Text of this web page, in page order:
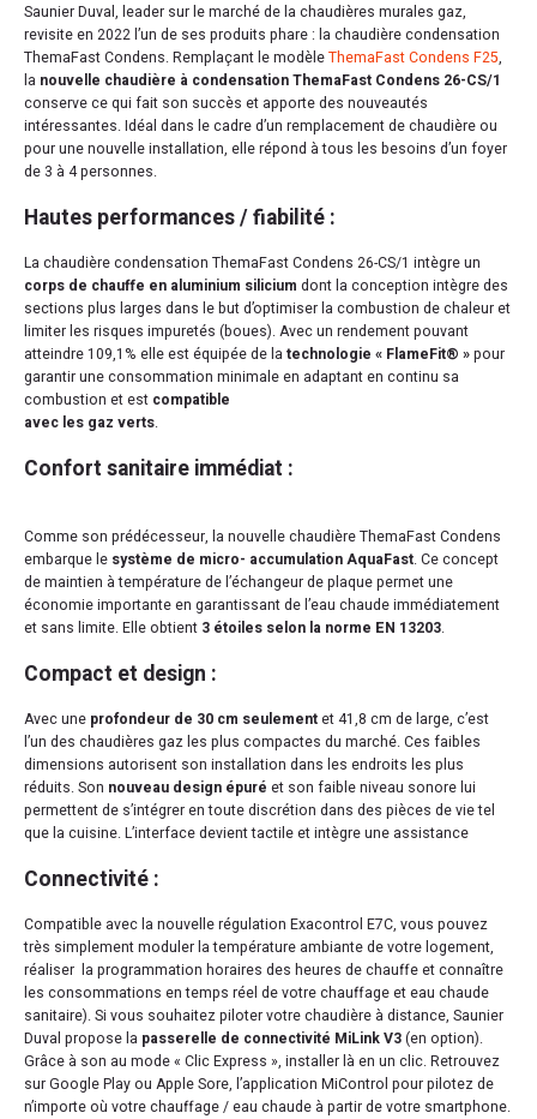
Saunier Duval, leader sur le marché de la chaudières murales gaz,
revisite en 2022 l’un de ses produits phare : la chaudière condensation
ThemaFast Condens. Remplaçant le modèleThemaFast Condens F25,
la nouvelle chaudière à condensation ThemaFast Condens 26-CS/1
conserve ce qui fait son succès et apporte des nouveautés
intéressantes. Idéal dans le cadre d’un remplacement de chaudière ou
pour une nouvelle installation, elle répond à tous les besoins d’un foyer
de 3 à 4 personnes.
Hautes performances / fiabilité :
La chaudière condensation ThemaFast Condens 26-CS/1 intègre un
corps de chauffe en aluminium silicium dont la conception intègre des
sections plus larges dans le but d’optimiser la combustion de chaleur et
limiter les risques impuretés (boues). Avec un rendement pouvant
atteindre 109,1% elle est équipée de la technologie « FlameFit® »pour
garantir une consommation minimale en adaptant en continu sa
combustion et est compatible
avec les gaz verts.
Confort sanitaire immédiat :
Comme son prédécesseur, la nouvelle chaudière ThemaFast Condens
embarque le système de micro- accumulation AquaFast. Ce concept
de maintien à température de l’échangeur de plaque permet une
économie importante en garantissant de l’eau chaude immédiatement
et sans limite. Elle obtient 3 étoiles selon la norme EN 13203.
Compact et design :
Avec une profondeur de 30 cm seulementet 41,8 cm de large, c’est
l’un des chaudières gaz les plus compactes du marché. Ces faibles
dimensions autorisent son installation dans les endroits les plus
réduits. Son nouveau design épuré et son faible niveau sonore lui
permettent de s’intégrer en toute discrétion dans des pièces de vie tel
que la cuisine. L’interface devient tactile et intègre une assistance
Connectivité :
Compatible avec la nouvelle régulation Exacontrol E7C, vous pouvez
très simplement moduler la température ambiante de votre logement,
réaliser la programmation horaires des heures de chauffe et connaître
les consommations en temps réel de votre chauffage et eau chaude
sanitaire). Si vous souhaitez piloter votre chaudière à distance, Saunier
Duval propose la passerelle de connectivité MiLink V3(en option).
Grâce à son au mode « Clic Express », installer là en un clic. Retrouvez
sur Google Play ou Apple Sore, l’application MiControl pour pilotez de
n’importe où votre chauffage / eau chaude à partir de votre smartphone.